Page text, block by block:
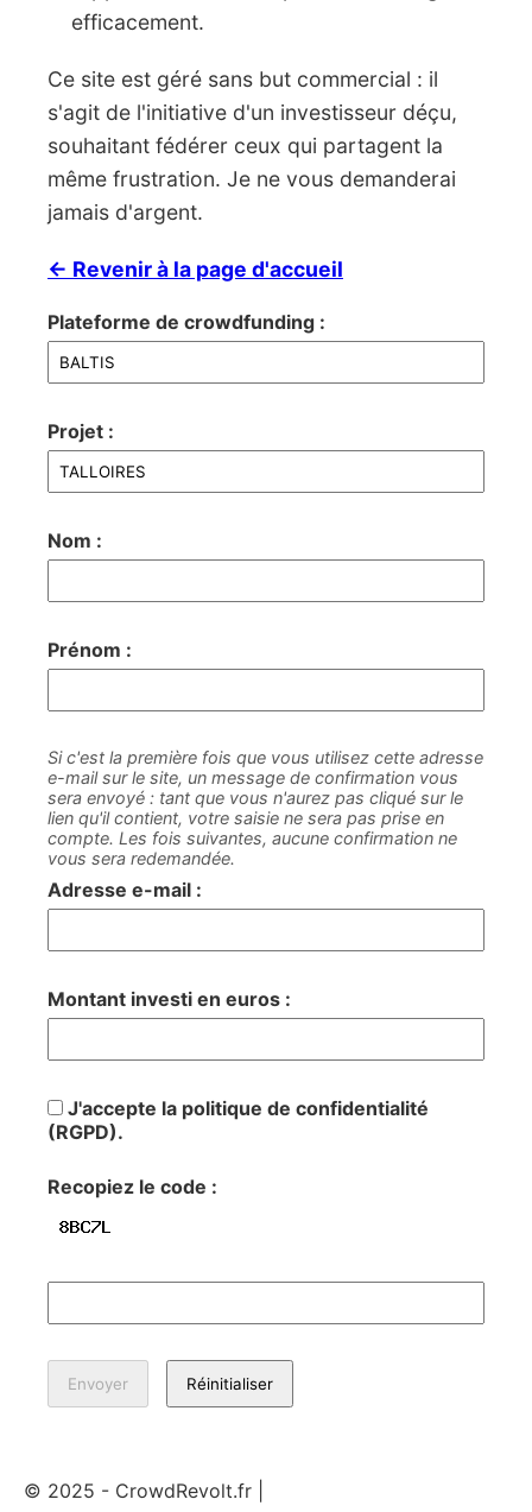
efficacement.
Ce site est géré sans but commercial : il
s'agit de l'initiative d'un investisseur déçu,
souhaitant fédérer ceux qui partagent la
même frustration. Je ne vous demanderai
jamais d'argent.
← Revenir à la page d'accueil
Plateforme de crowdfunding :
Projet :
Nom :
Prénom :
Si c'est la première fois que vous utilisez cette adresse
e-mail sur le site, un message de confirmation vous
sera envoyé : tant que vous n'aurez pas cliqué sur le
lien qu'il contient, votre saisie ne sera pas prise en
compte. Les fois suivantes, aucune confirmation ne
vous sera redemandée.
Adresse e-mail :
Montant investi en euros :
J'accepte la politique de confidentialité
(RGPD).
Recopiez le code :
© 2025 - CrowdRevolt.fr |